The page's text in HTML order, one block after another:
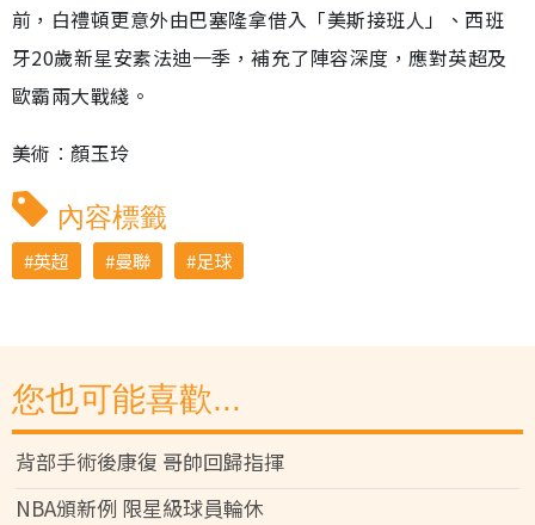
前，白禮頓更意外由巴塞隆拿借入「美斯接班人」、西班
牙20歲新星安素法迪一季，補充了陣容深度，應對英超及
歐霸兩大戰綫。
美術︰顏玉玲
內容標籤
英超 曼聯 足球
您也可能喜歡...
背部手術後康復 哥帥回歸指揮
NBA頒新例 限星級球員輪休